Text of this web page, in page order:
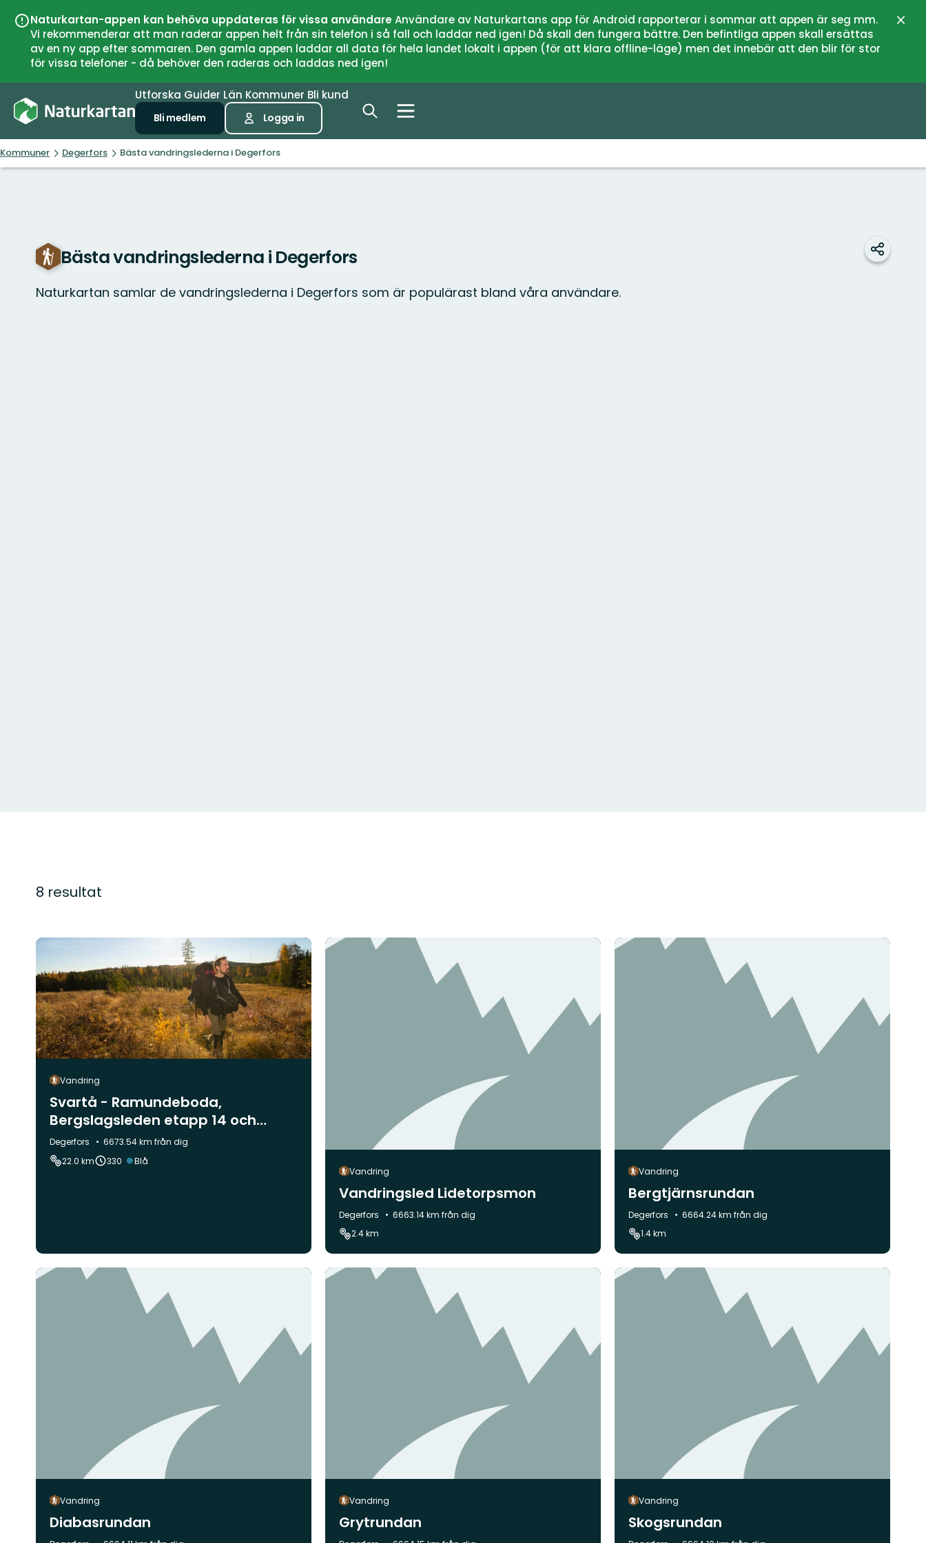
Naturkartan-appen kan behöva uppdateras för vissa användareAnvändare av Naturkartans app för Android rapporterar i sommar att appen är seg mm.
Vi rekommenderar att man raderar appen helt från sin telefon i så fall och laddar ned igen! Då skall den fungera bättre. Den befintliga appen skall ersättas
av en ny app efter sommaren. Den gamla appen laddar all data för hela landet lokalt i appen (för att klara offline-läge) men det innebär att den blir för stor
för vissa telefoner - då behöver den raderas och laddas ned igen!
Utforska Guider Län Kommuner Bli kund
Bli medlem Logga in
Kommuner Degerfors Bästa vandringslederna i Degerfors
Bästa vandringslederna i Degerfors
Naturkartan samlar de vandringslederna i Degerfors som är populärast bland våra användare.
Dela
8 resultat
Vandring
Svartå - Ramundeboda,
Bergslagsleden etapp 14 och
Munkastigen etapp 3
Kommun:
Degerfors
6673.54 km från dig
22.0 km
330 Svårighetsgrad:
Blå
Vandring
Vandringsled Lidetorpsmon
Kommun:
Degerfors
6663.14 km från dig
2.4 km
Vandring
Bergtjärnsrundan
Kommun:
Degerfors
6664.24 km från dig
1.4 km
Vandring
Diabasrundan
Vandring
Grytrundan
Vandring
Skogsrundan